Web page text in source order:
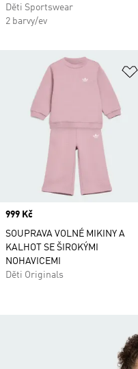
Děti Sportswear
2 barvy/ev
Price
999 Kč
SOUPRAVA VOLNÉ MIKINY A
KALHOT SE ŠIROKÝMI
NOHAVICEMI
Děti Originals